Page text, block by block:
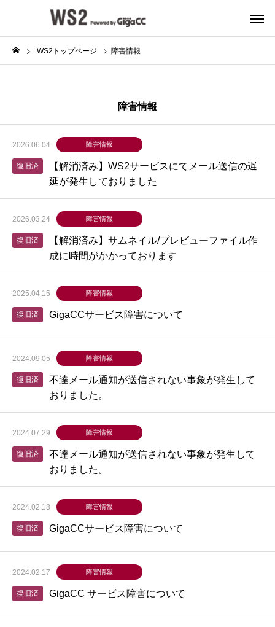
WS2トップページ 障害情報
障害情報
2026.06.04 障害情報
復旧済
【解消済み】WS2サービスにてメール送信の遅
延が発生しておりました
2026.03.24 障害情報
復旧済
【解消済み】サムネイル/プレビューファイル作
成に時間がかかっております
2025.04.15 障害情報
復旧済 GigaCCサービス障害について
2024.09.05 障害情報
復旧済
不達メール通知が送信されない事象が発生して
おりました。
2024.07.29 障害情報
復旧済
不達メール通知が送信されない事象が発生して
おりました。
2024.02.18 障害情報
復旧済 GigaCCサービス障害について
2024.02.17 障害情報
復旧済 GigaCC サービス障害について